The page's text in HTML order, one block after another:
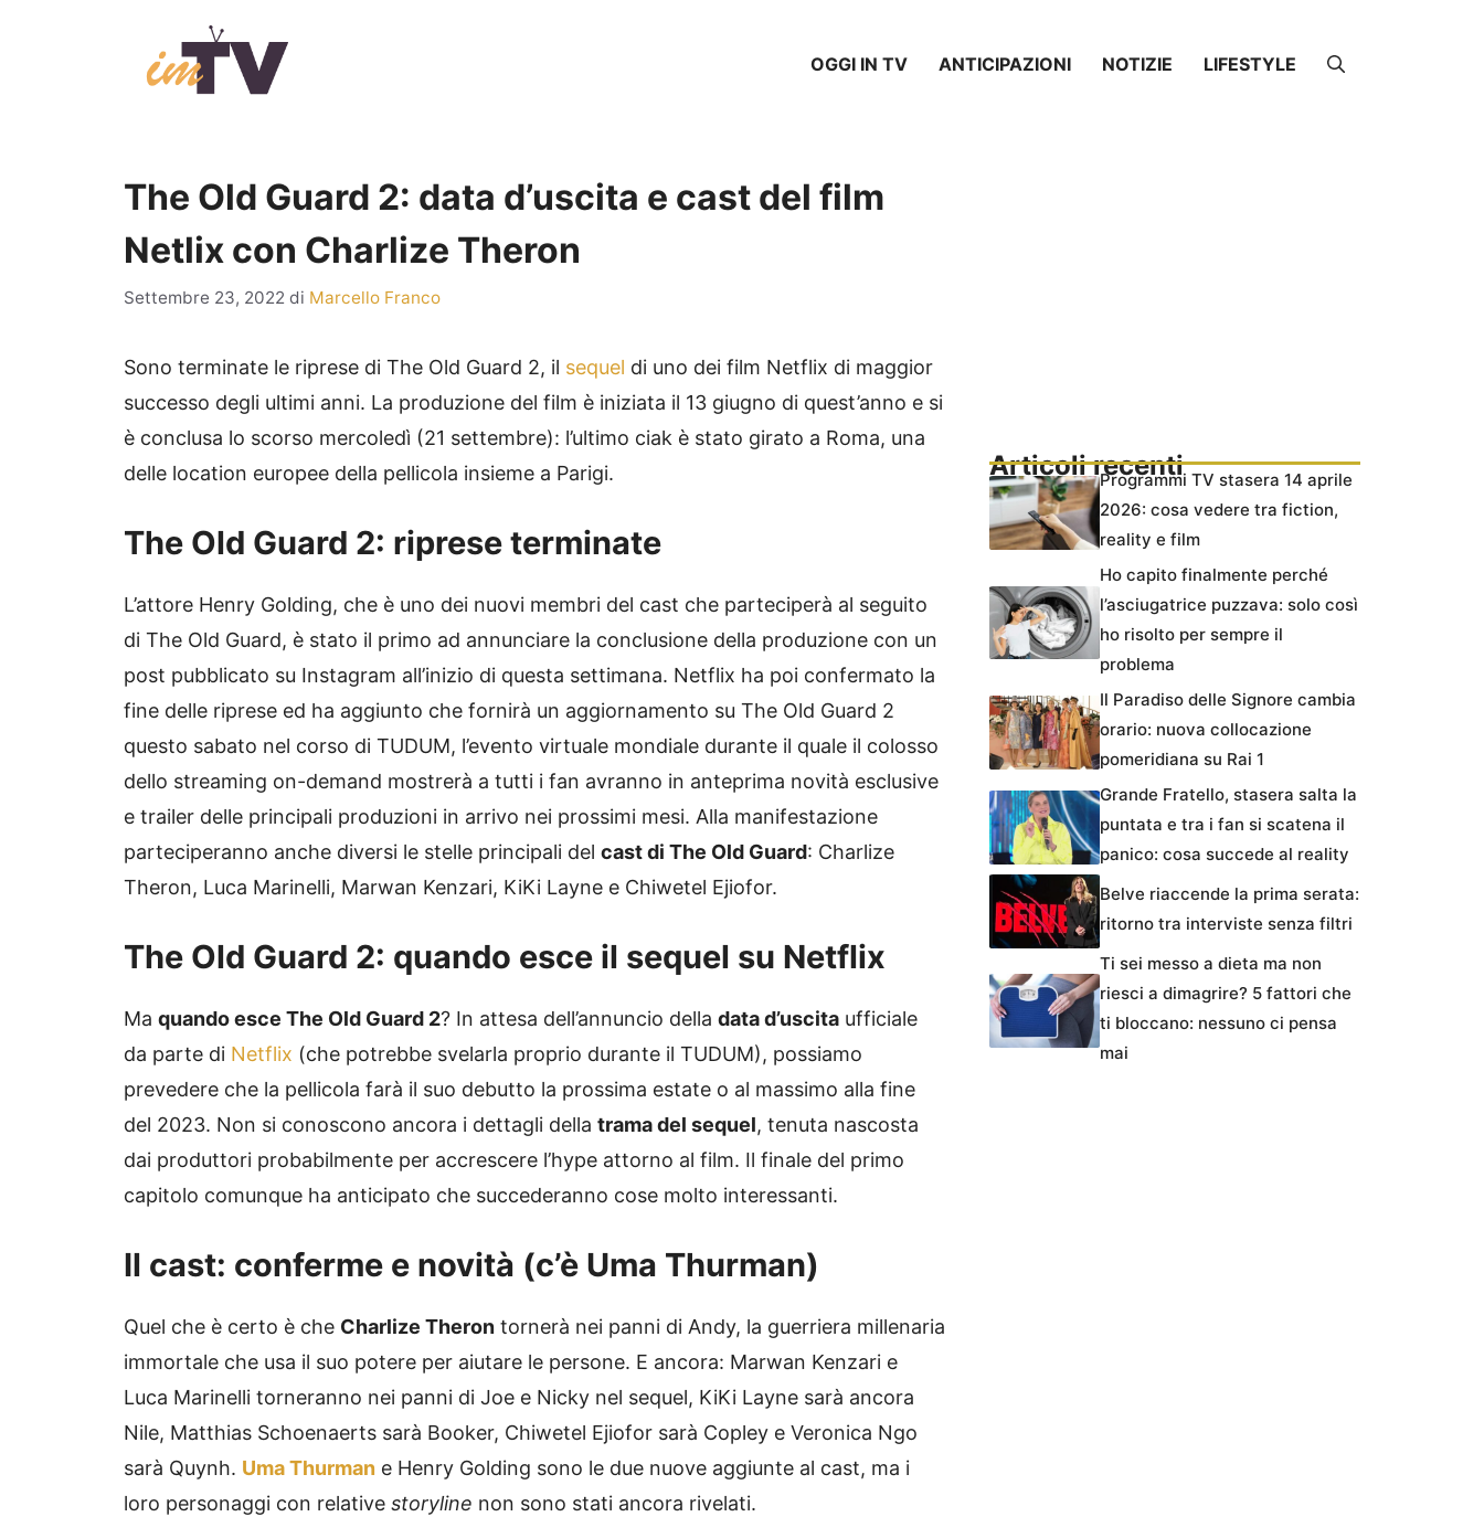
OGGI IN TV ANTICIPAZIONI NOTIZIE LIFESTYLE
The Old Guard 2: data d’uscita e cast del film
Netlix con Charlize Theron
Settembre 23, 2022 di Marcello Franco
Sono terminate le riprese di The Old Guard 2, il sequel di uno dei film Netflix di maggior
successo degli ultimi anni. La produzione del film è iniziata il 13 giugno di quest’anno e si
è conclusa lo scorso mercoledì (21 settembre): l’ultimo ciak è stato girato a Roma, una
delle location europee della pellicola insieme a Parigi.
The Old Guard 2: riprese terminate
L’attore Henry Golding, che è uno dei nuovi membri del cast che parteciperà al seguito
di The Old Guard, è stato il primo ad annunciare la conclusione della produzione con un
post pubblicato su Instagram all’inizio di questa settimana. Netflix ha poi confermato la
fine delle riprese ed ha aggiunto che fornirà un aggiornamento su The Old Guard 2
questo sabato nel corso di TUDUM, l’evento virtuale mondiale durante il quale il colosso
dello streaming on-demand mostrerà a tutti i fan avranno in anteprima novità esclusive
e trailer delle principali produzioni in arrivo nei prossimi mesi. Alla manifestazione
parteciperanno anche diversi le stelle principali del cast di The Old Guard: Charlize
Theron, Luca Marinelli, Marwan Kenzari, KiKi Layne e Chiwetel Ejiofor.
The Old Guard 2: quando esce il sequel su Netflix
Ma quando esce The Old Guard 2? In attesa dell’annuncio della data d’uscita ufficiale
da parte di Netflix (che potrebbe svelarla proprio durante il TUDUM), possiamo
prevedere che la pellicola farà il suo debutto la prossima estate o al massimo alla fine
del 2023. Non si conoscono ancora i dettagli della trama del sequel, tenuta nascosta
dai produttori probabilmente per accrescere l’hype attorno al film. Il finale del primo
capitolo comunque ha anticipato che succederanno cose molto interessanti.
Il cast: conferme e novità (c’è Uma Thurman)
Quel che è certo è che Charlize Theron tornerà nei panni di Andy, la guerriera millenaria
immortale che usa il suo potere per aiutare le persone. E ancora: Marwan Kenzari e
Luca Marinelli torneranno nei panni di Joe e Nicky nel sequel, KiKi Layne sarà ancora
Nile, Matthias Schoenaerts sarà Booker, Chiwetel Ejiofor sarà Copley e Veronica Ngo
sarà Quynh. Uma Thurman e Henry Golding sono le due nuove aggiunte al cast, ma i
loro personaggi con relative storyline non sono stati ancora rivelati.
Articoli recentiProgrammi TV stasera 14 aprile
2026: cosa vedere tra fiction,
reality e film
Ho capito finalmente perché
l’asciugatrice puzzava: solo così
ho risolto per sempre il
problema
Il Paradiso delle Signore cambia
orario: nuova collocazione
pomeridiana su Rai 1
Grande Fratello, stasera salta la
puntata e tra i fan si scatena il
panico: cosa succede al reality
Belve riaccende la prima serata:
ritorno tra interviste senza filtri
Ti sei messo a dieta ma non
riesci a dimagrire? 5 fattori che
ti bloccano: nessuno ci pensa
mai